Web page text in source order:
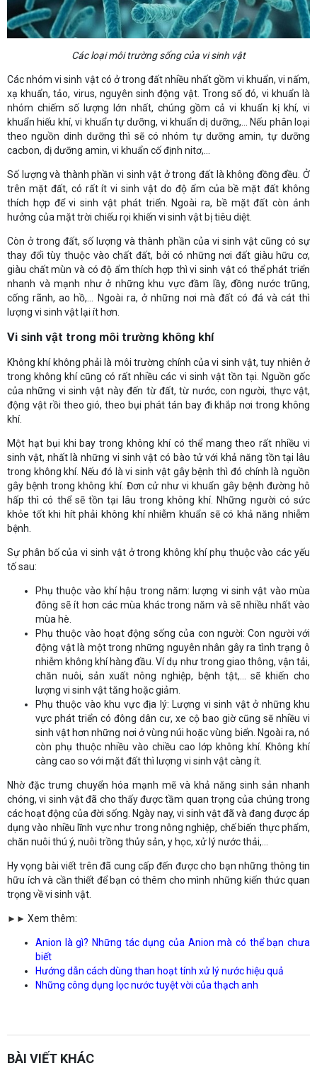
Các loại môi trường sống của vi sinh vật
Các nhóm vi sinh vật có ở trong đất nhiều nhất gồm vi khuẩn, vi nấm,
xạ khuẩn, tảo, virus, nguyên sinh động vật. Trong số đó, vi khuẩn là
nhóm chiếm số lượng lớn nhất, chúng gồm cả vi khuẩn kị khí, vi
khuẩn hiếu khí, vi khuẩn tự dưỡng, vi khuẩn dị dưỡng,... Nếu phân loại
theo nguồn dinh dưỡng thì sẽ có nhóm tự dưỡng amin, tự dưỡng
cacbon, dị dưỡng amin, vi khuẩn cố định nitơ,...
Số lượng và thành phần vi sinh vật ở trong đất là không đồng đều. Ở
trên mặt đất, có rất ít vi sinh vật do độ ẩm của bề mặt đất không
thích hợp để vi sinh vật phát triển. Ngoài ra, bề mặt đất còn ảnh
hưởng của mặt trời chiếu rọi khiến vi sinh vật bị tiêu diệt.
Còn ở trong đất, số lượng và thành phần của vi sinh vật cũng có sự
thay đổi tùy thuộc vào chất đất, bởi có những nơi đất giàu hữu cơ,
giàu chất mùn và có độ ẩm thích hợp thì vi sinh vật có thể phát triển
nhanh và mạnh như ở những khu vực đầm lầy, đồng nước trũng,
cống rãnh, ao hồ,... Ngoài ra, ở những nơi mà đất có đá và cát thì
lượng vi sinh vật lại ít hơn.
Vi sinh vật trong môi trường không khí
Không khí không phải là môi trường chính của vi sinh vật, tuy nhiên ở
trong không khí cũng có rất nhiều các vi sinh vật tồn tại. Nguồn gốc
của những vi sinh vật này đến từ đất, từ nước, con người, thực vật,
động vật rồi theo gió, theo bụi phát tán bay đi khắp nơi trong không
khí.
Một hạt bụi khi bay trong không khí có thể mang theo rất nhiều vi
sinh vật, nhất là những vi sinh vật có bào tử với khả năng tồn tại lâu
trong không khí. Nếu đó là vi sinh vật gây bệnh thì đó chính là nguồn
gây bệnh trong không khí. Đơn cử như vi khuẩn gây bệnh đường hô
hấp thì có thể sẽ tồn tại lâu trong không khí. Những người có sức
khỏe tốt khi hít phải không khí nhiễm khuẩn sẽ có khả năng nhiễm
bệnh.
Sự phân bố của vi sinh vật ở trong không khí phụ thuộc vào các yếu
tố sau:
Phụ thuộc vào khí hậu trong năm: lượng vi sinh vật vào mùa
đông sẽ ít hơn các mùa khác trong năm và sẽ nhiều nhất vào
mùa hè.
Phụ thuộc vào hoạt động sống của con người: Con người với
động vật là một trong những nguyên nhân gây ra tình trạng ô
nhiễm không khí hàng đầu. Ví dụ như trong giao thông, vận tải,
chăn nuôi, sản xuất nông nghiệp, bệnh tật,... sẽ khiến cho
lượng vi sinh vật tăng hoặc giảm.
Phụ thuộc vào khu vực địa lý: Lượng vi sinh vật ở những khu
vực phát triển có đông dân cư, xe cộ bao giờ cũng sẽ nhiều vi
sinh vật hơn những nơi ở vùng núi hoặc vùng biển. Ngoài ra, nó
còn phụ thuộc nhiều vào chiều cao lớp không khí. Không khí
càng cao so với mặt đất thì lượng vi sinh vật càng ít.
Nhờ đặc trưng chuyển hóa mạnh mẽ và khả năng sinh sản nhanh
chóng, vi sinh vật đã cho thấy được tầm quan trọng của chúng trong
các hoạt động của đời sống. Ngày nay, vi sinh vật đã và đang được áp
dụng vào nhiều lĩnh vực như trong nông nghiệp, chế biến thực phẩm,
chăn nuôi thú ý, nuôi trồng thủy sản, y học, xử lý nước thải,...
Hy vọng bài viết trên đã cung cấp đến được cho bạn những thông tin
hữu ích và cần thiết để bạn có thêm cho mình những kiến thức quan
trọng về vi sinh vật.
► ► Xem thêm:
Anion là gì? Những tác dụng của Anion mà có thể bạn chưa
biết
Hướng dẫn cách dùng than hoạt tính xử lý nước hiệu quả
Những công dụng lọc nước tuyệt vời của thạch anh
BÀI VIẾT KHÁC